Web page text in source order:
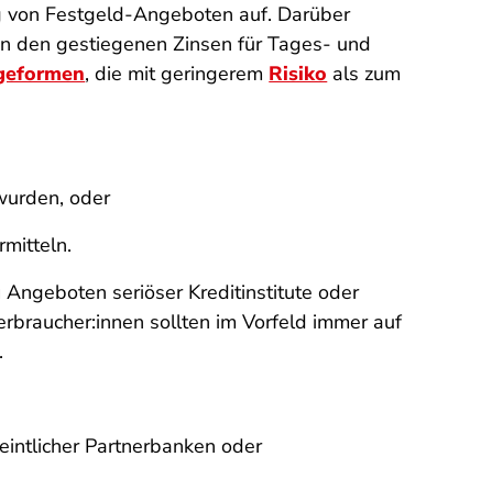
Festgeld-Angeboten auf. Darüber
den gestiegenen Zinsen für Tages- und
, die mit geringerem Risiko als zum
oder
seriöser Kreditinstitute oder
sollten im Vorfeld immer auf
Partnerbanken oder